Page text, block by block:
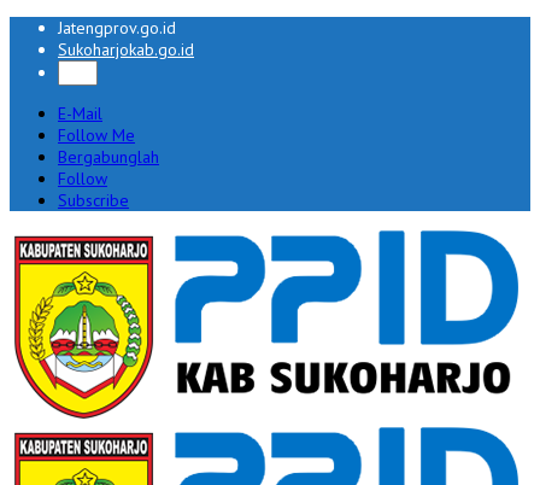
Jatengprov.go.id
Sukoharjokab.go.id
E-Mail
Follow Me
Bergabunglah
Follow
Subscribe